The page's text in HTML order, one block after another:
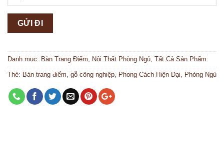
Danh mục: Bàn Trang Điểm Nội Thất Phòng Ngủ Tất Cả Sản Phẩm
Thẻ: Bàn trang điểm gỗ công nghiệp Phong Cách Hiện Đại Phòng Ngủ